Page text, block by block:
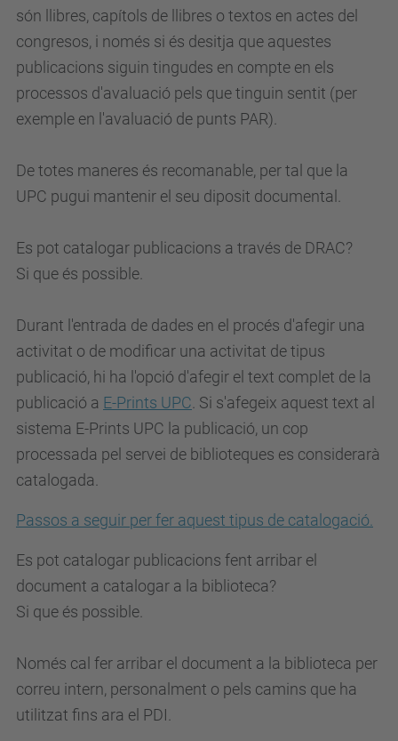
són llibres, capítols de llibres o textos en actes del
congresos, i només si és desitja que aquestes
publicacions siguin tingudes en compte en els
processos d'avaluació pels que tinguin sentit (per
exemple en l'avaluació de punts PAR).
De totes maneres és recomanable, per tal que la
UPC pugui mantenir el seu diposit documental.
Es pot catalogar publicacions a través de DRAC?
Si que és possible.
Durant l'entrada de dades en el procés d'afegir una
activitat o de modificar una activitat de tipus
publicació, hi ha l'opció d'afegir el text complet de la
publicació a E-Prints UPC . Si s'afegeix aquest text al
sistema E-Prints UPC la publicació, un cop
processada pel servei de biblioteques es considerarà
catalogada.
Passos a seguir per fer aquest tipus de catalogació.
Es pot catalogar publicacions fent arribar el
document a catalogar a la biblioteca?
Si que és possible.
Només cal fer arribar el document a la biblioteca per
correu intern, personalment o pels camins que ha
utilitzat fins ara el PDI.